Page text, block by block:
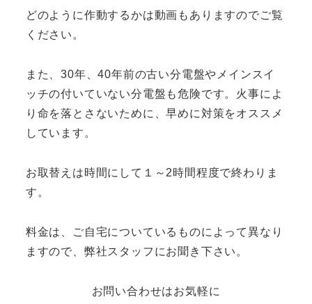
どのように作動するかは動画もありますのでご覧
ください。
また、30年、40年前の古い分電盤やメインスイ
ッチの付いていない分電盤も危険です。火事によ
り命を落とさないために、早めに対策をオススメ
しています。
お取替えは時間にして１～2時間程度で終わりま
す。
料金は、ご自宅についているものによって異なり
ますので、弊社スタッフにお聞き下さい。
お問い合わせはお気軽に